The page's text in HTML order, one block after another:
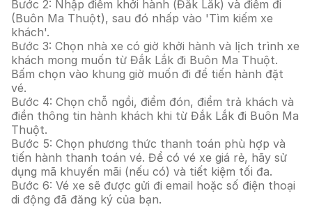
Bước 2: Nhập điểm khởi hành (Đắk Lắk) và điểm đi
(Buôn Ma Thuột), sau đó nhấp vào 'Tìm kiếm xe
khách'.
Bước 3: Chọn nhà xe có giờ khởi hành và lịch trình xe
khách mong muốn từ Đắk Lắk đi Buôn Ma Thuột.
Bấm chọn vào khung giờ muốn đi để tiến hành đặt
vé.
Bước 4: Chọn chỗ ngồi, điểm đón, điểm trả khách và
điền thông tin hành khách khi từ Đắk Lắk đi Buôn Ma
Thuột.
Bước 5: Chọn phương thức thanh toán phù hợp và
tiến hành thanh toán vé. Để có vé xe giá rẻ, hãy sử
dụng mã khuyến mãi (nếu có) và tiết kiệm tối đa.
Bước 6: Vé xe sẽ được gửi đi email hoặc số điện thoại
di động đã đăng ký của bạn.